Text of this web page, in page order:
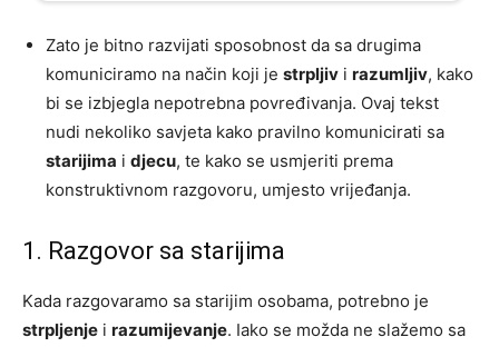
Zato je bitno razvijati sposobnost da sa drugima
komuniciramo na način koji je strpljiv i razumljiv, kako
bi se izbjegla nepotrebna povređivanja. Ovaj tekst
nudi nekoliko savjeta kako pravilno komunicirati sa
starijima i djecu, te kako se usmjeriti prema
konstruktivnom razgovoru, umjesto vrijeđanja.
1. Razgovor sa starijima
Kada razgovaramo sa starijim osobama, potrebno je
strpljenje i razumijevanje. Iako se možda ne slažemo sa